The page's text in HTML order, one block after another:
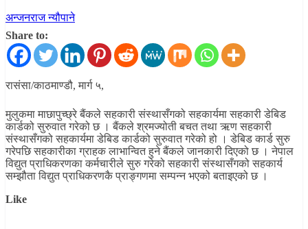
अन्जनराज न्यौपाने
Share to:
रासंसा/काठमाण्डौ, मार्ग ५,
मुलुकमा माछापुच्छ्रे बैंकले सहकारी संस्थासँगको सहकार्यमा सहकारी डेबिड
कार्डको सुरुवात गरेको छ । बैंकले श्रमज्योती बचत तथा ऋण सहकारी
संस्थासँगको सहकार्यमा डेबिड कार्डको सुरुवात गरेको हो । डेबिड कार्ड सुरु
गरेपछि सहकारीका ग्राहक लाभान्वित हुने बैंकले जानकारी दिएको छ । नेपाल
विद्युत प्राधिकरणका कर्मचारीले सुरु गरेको सहकारी संस्थासँगको सहकार्य
सम्झौता विद्युत प्राधिकरणकै प्राङ्गणमा सम्पन्न भएको बताइएको छ ।
Like